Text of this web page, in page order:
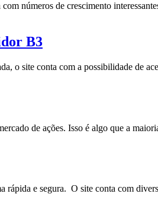
números de crescimento
B3
o site conta com a possibilidade de
de ações. Isso é algo que a
rápida e segura. O site conta com